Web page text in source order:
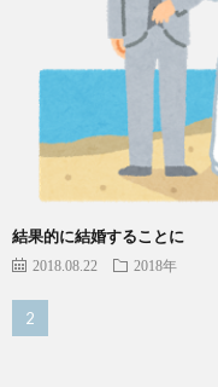
結果的に結婚することに
2018.08.22 2018年